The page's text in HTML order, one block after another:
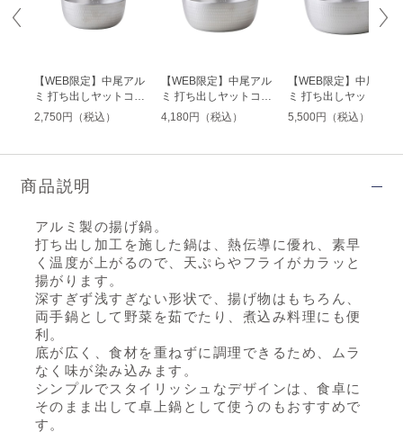
【WEB限定】中尾アル
ミ 打ち出しヤットコ鍋
15cm
2,750円（税込）
【WEB限定】中尾アル
ミ 打ち出しヤットコ鍋
18cm
4,180円（税込）
【WEB限定】中尾アル
ミ 打ち出しヤットコ鍋
21cm
5,500円（税込）
商品説明
アルミ製の揚げ鍋。
打ち出し加工を施した鍋は、熱伝導に優れ、素早
く温度が上がるので、天ぷらやフライがカラッと
揚がります。
深すぎず浅すぎない形状で、揚げ物はもちろん、
両手鍋として野菜を茹でたり、煮込み料理にも便
利。
底が広く、食材を重ねずに調理できるため、ムラ
なく味が染み込みます。
シンプルでスタイリッシュなデザインは、食卓に
そのまま出して卓上鍋として使うのもおすすめで
す。